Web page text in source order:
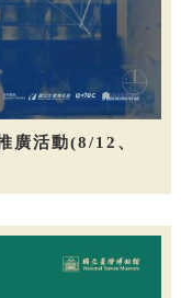
廣活動(8/12、